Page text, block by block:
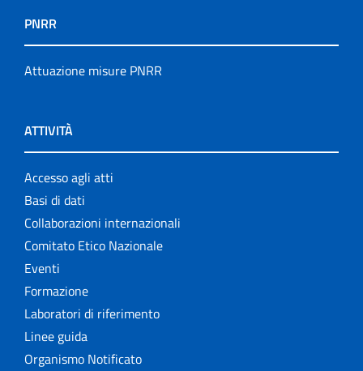
PNRR
Attuazione misure PNRR
ATTIVITÀ
Accesso agli atti
Basi di dati
Collaborazioni internazionali
Comitato Etico Nazionale
Eventi
Formazione
Laboratori di riferimento
Linee guida
Organismo Notificato